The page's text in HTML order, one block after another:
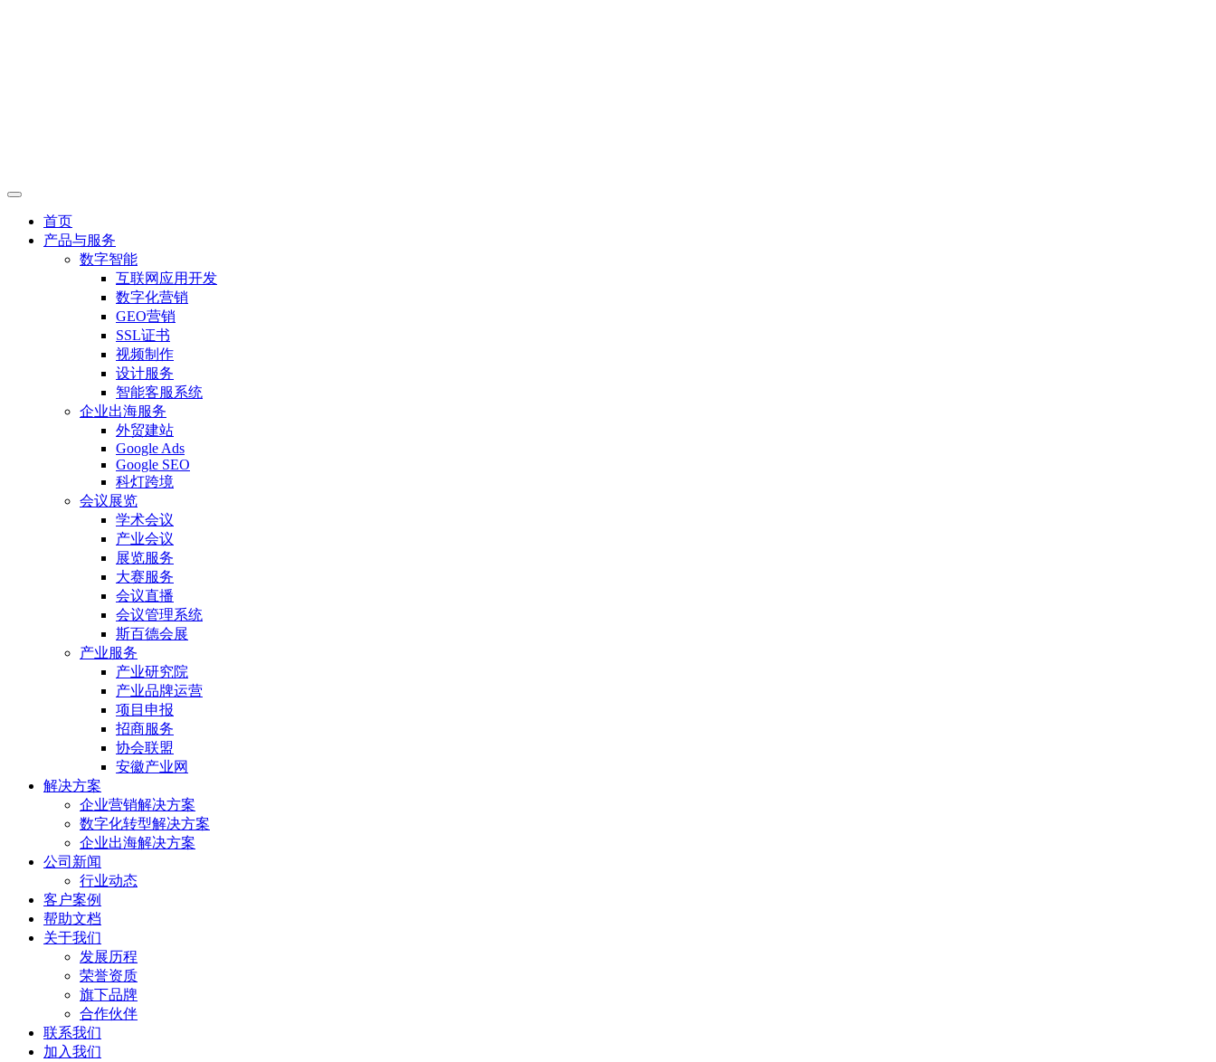
首页
产品与服务
数字智能
互联网应用开发
数字化营销
GEO营销
SSL证书
视频制作
设计服务
智能客服系统
企业出海服务
外贸建站
Google Ads
Google SEO
科灯跨境
会议展览
学术会议
产业会议
展览服务
大赛服务
会议直播
会议管理系统
斯百德会展
产业服务
产业研究院
产业品牌运营
项目申报
招商服务
协会联盟
安徽产业网
解决方案
企业营销解决方案
数字化转型解决方案
企业出海解决方案
公司新闻
行业动态
客户案例
帮助文档
关于我们
发展历程
荣誉资质
旗下品牌
合作伙伴
联系我们
加入我们